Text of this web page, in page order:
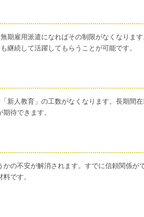
期雇用派遣になればその制限がなくなりま
継続して活躍してもらうことが可能です。
新人教育」の工数がなくなります。長期間
待できます。
の不安が解消されます。すでに信頼関係が
です。